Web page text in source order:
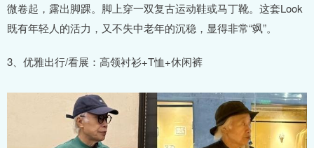
微卷起，露出脚踝。脚上穿一双复古运动鞋或马丁靴。这套Look
既有年轻人的活力，又不失中老年的沉稳，显得非常“飒”。
3、优雅出行/看展：高领衬衫+T恤+休闲裤